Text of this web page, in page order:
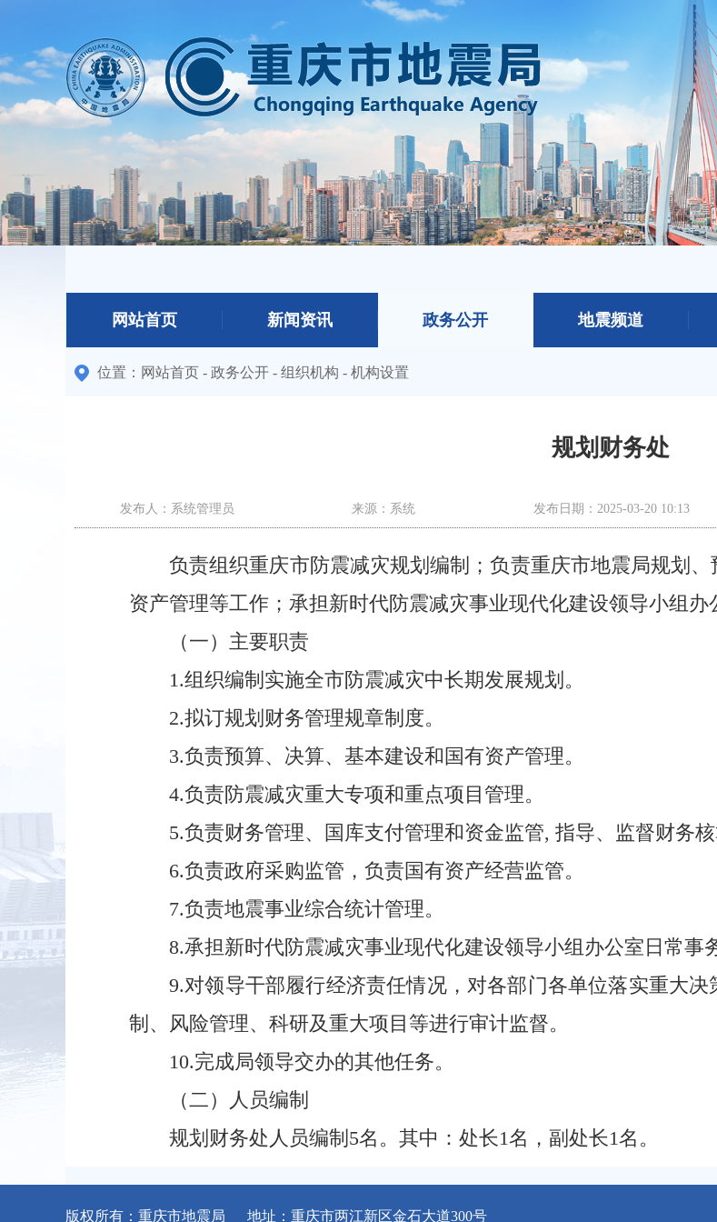
网站首页 新闻资讯 政务公开 地震频道
位置： 网站首页 - 政务公开 - 组织机构 - 机构设置
规划财务处
发布人：系统管理员 来源：系统 发布日期：2025-03-20 10:13
负责组织重庆市防震减灾规划编制；负责重庆市地震局规划
资产管理等工作；承担新时代防震减灾事业现代化建设领导小组办
（一）主要职责
1.组织编制实施全市防震减灾中长期发展规划。
2.拟订规划财务管理规章制度。
3.负责预算、决算、基本建设和国有资产管理。
4.负责防震减灾重大专项和重点项目管理。
5.负责财务管理、国库支付管理和资金监管, 指导、监督财务核
6.负责政府采购监管，负责国有资产经营监管。
7.负责地震事业综合统计管理。
8.承担新时代防震减灾事业现代化建设领导小组办公室日常事
9.对领导干部履行经济责任情况，对各部门各单位落实重大
制、风险管理、科研及重大项目等进行审计监督。
10.完成局领导交办的其他任务。
（二）人员编制
规划财务处人员编制5名。其中：处长1名，副处长1名。
版权所有：重庆市地震局 地址：重庆市两江新区金石大道300号